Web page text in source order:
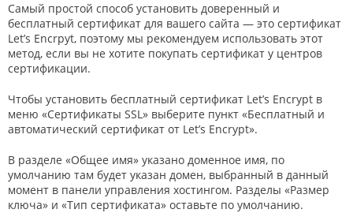
Самый простой способ установить доверенный и
бесплатный сертификат для вашего сайта — это сертификат
Let’s Encrpyt, поэтому мы рекомендуем использовать этот
метод, если вы не хотите покупать сертификат у центров
сертификации.
Чтобы установить бесплатный сертификат Let’s Encrypt в
меню «Сертификаты SSL» выберите пункт «Бесплатный и
автоматический сертификат от Let’s Encrypt».
В разделе «Общее имя» указано доменное имя, по
умолчанию там будет указан домен, выбранный в данный
момент в панели управления хостингом. Разделы «Размер
ключа» и «Тип сертификата» оставьте по умолчанию.